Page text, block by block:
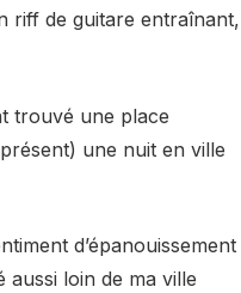
riff de guitare entraînant,
trouvé une place
une nuit en ville
d’épanouissement
aussi loin de ma ville